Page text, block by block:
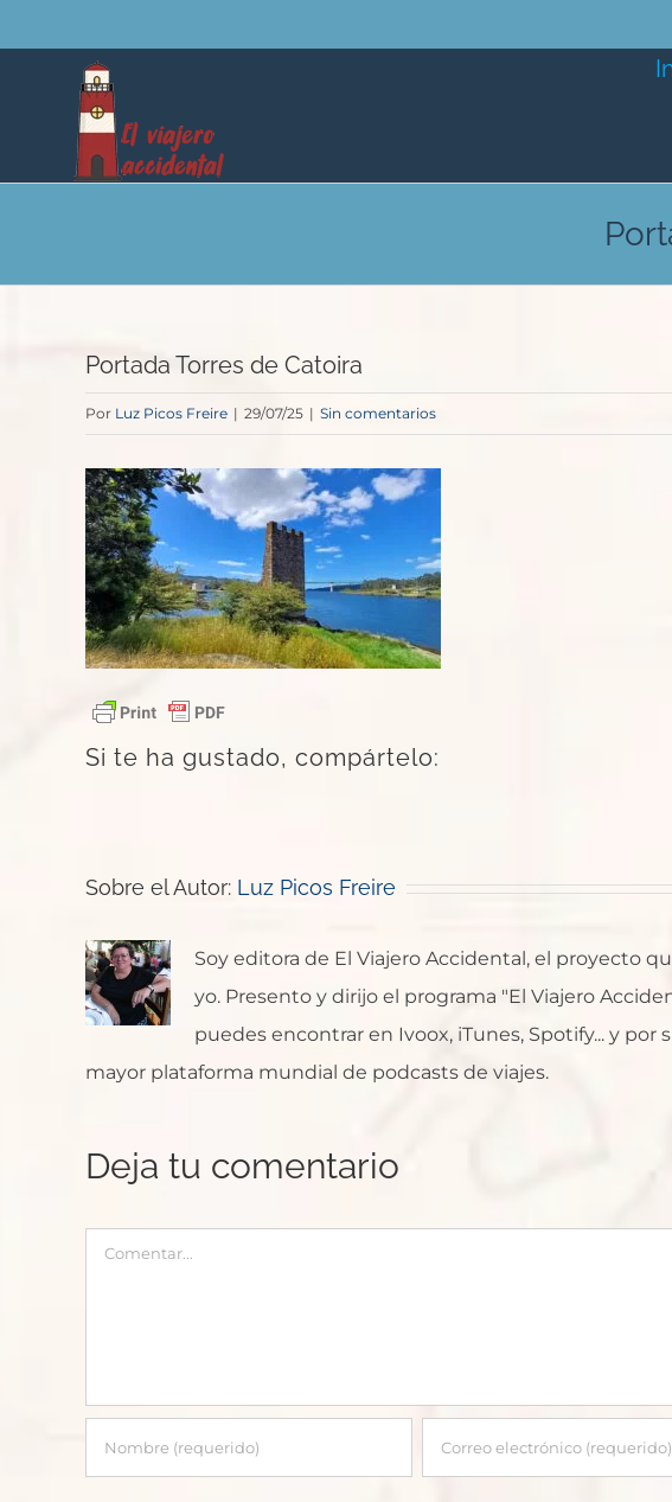
al
contenido
Portada Torres de Catoira
Por Luz Picos Freire | 29/07/25 | Sin comentarios
Si te ha gustado, compártelo:
Sobre el Autor: Luz Picos Freire
Soy editora de El Viajero Accidental, el proyecto
yo. Presento y dirijo el programa "El Viajero
puedes encontrar en Ivoox, iTunes, Spotify... y por
mayor plataforma mundial de podcasts de viajes.
Deja tu comentario
Comentar